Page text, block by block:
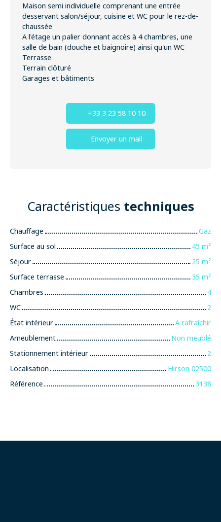
Maison semi individuelle comprenant une entrée
desservant salon/séjour, cuisine et WC pour le rez-de-
chaussée
A l'étage un palier donnant accès à 4 chambres, une
salle de bain (douche et baignoire) ainsi qu'un WC
Terrasse
Terrain clôturé
Garages et bâtiments
+33 3 23 58 10 10
Envoyer un mail
Caractéristiques techniques
Chauffage
Gaz
Surface au sol
45 m²
Séjour
25 m²
Surface terrasse
35 m²
Chambres
4
WC
2
État intérieur
A rafraîchir
Ameublement
Non meublé
Stationnement intérieur
2
Localisation
Hirson 02500
Référence
3138